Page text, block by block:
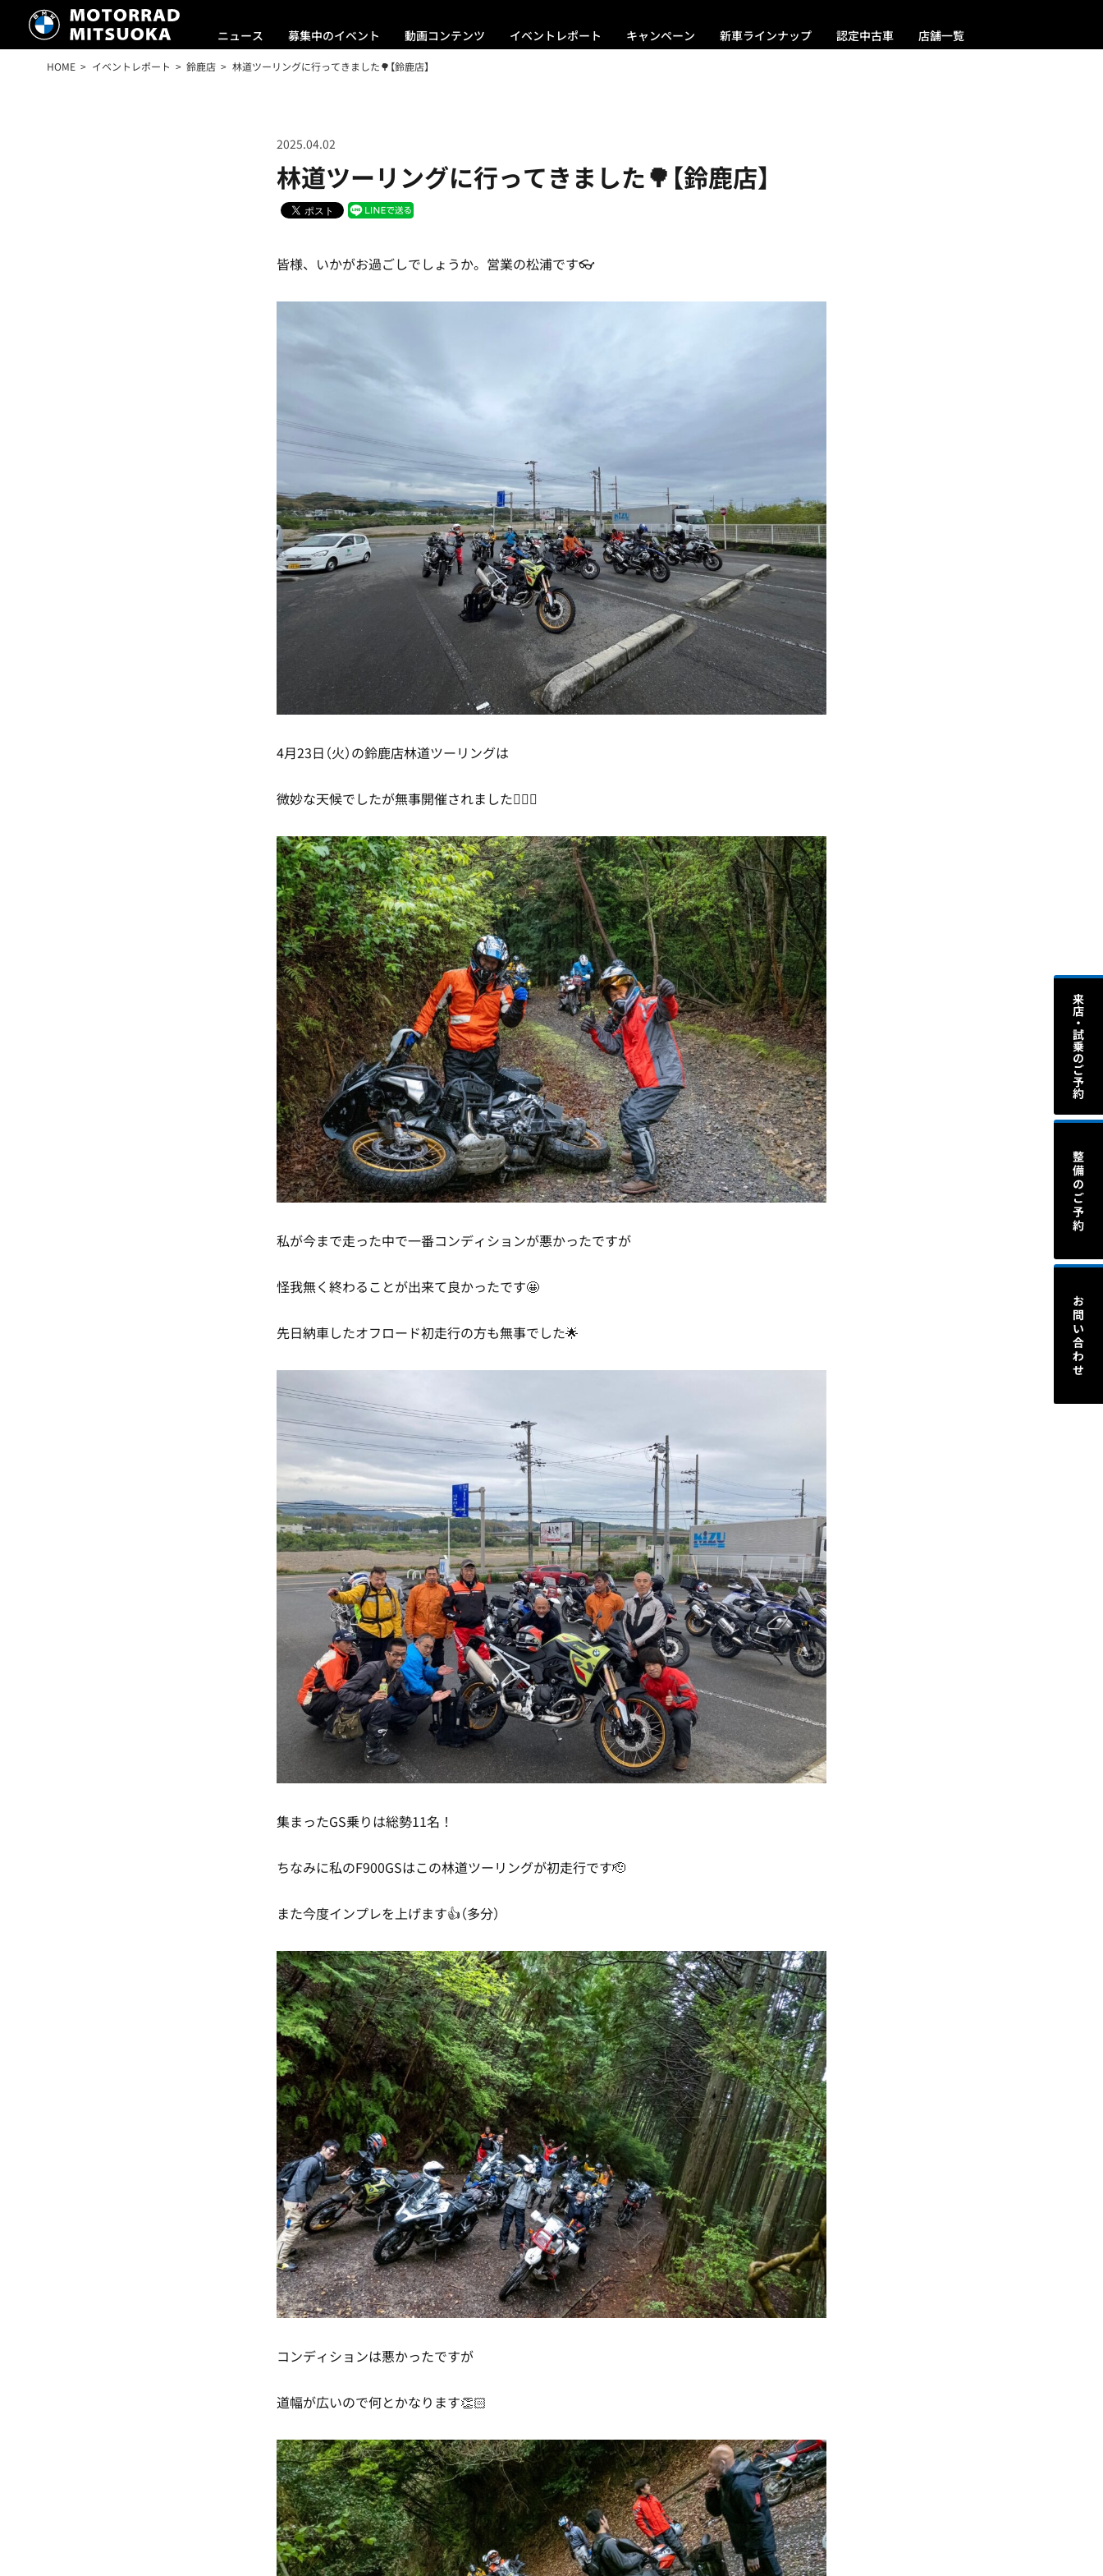
ニュース 募集中のイベント 動画コンテンツ イベントレポート キャンペーン 新車ラインナップ 認定中古車 店舗一覧
HOME イベントレポート 鈴鹿店 林道ツーリングに行ってきました🌳【鈴鹿店】
林道ツーリングに行ってきました🌳【鈴鹿店】
2025.04.02
皆様、いかがお過ごしでしょうか。営業の松浦です👓
4月23日（火）の鈴鹿店林道ツーリングは
微妙な天候でしたが無事開催されました🙆🏻‍♂️
私が今まで走った中で一番コンディションが悪かったですが
怪我無く終わることが出来て良かったです🤩
先日納車したオフロード初走行の方も無事でした🌟
集まったGS乗りは総勢11名！
ちなみに私のF900GSはこの林道ツーリングが初走行です🫡
また今度インプレを上げます👍（多分）
コンディションは悪かったですが
道幅が広いので何とかなります👏🏻